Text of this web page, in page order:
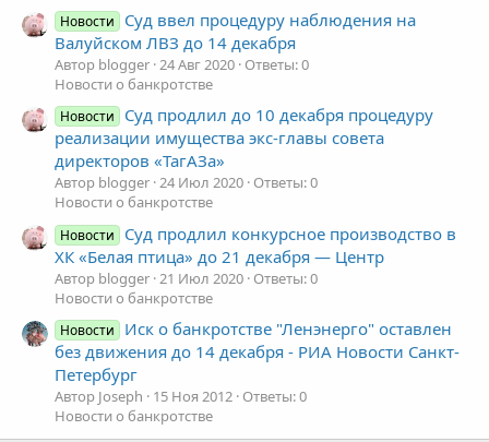
Новости
Суд ввел процедуру наблюдения на
Валуйском ЛВЗ до 14 декабря
Автор blogger 24 Авг 2020 Ответы: 0
Новости о банкротстве
Новости
Суд продлил до 10 декабря процедуру
реализации имущества экс-главы совета
директоров «ТагАЗа»
Автор blogger 24 Июл 2020 Ответы: 0
Новости о банкротстве
Новости
Суд продлил конкурсное производство в
ХК «Белая птица» до 21 декабря — Центр
Автор blogger 21 Июл 2020 Ответы: 0
Новости о банкротстве
Новости
Иск о банкротстве "Ленэнерго" оставлен
без движения до 14 декабря - РИА Новости Санкт-
Петербург
Автор Joseph 15 Ноя 2012 Ответы: 0
Новости о банкротстве